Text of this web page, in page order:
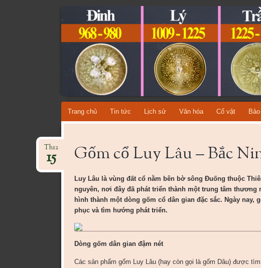
CỔ VẬT VIỆT
TỔNG HỢP CÁC DÒNG CỔ VẬT VIỆT NAM QUA TỪNG
Skip
to
Trang chủ Tin tức Lịch sử Văn hóa Cổ vật
Gốm cổ Luy Lâu – Bắc
Th12
15
Luy Lâu là vùng đất cổ nằm bên bờ sông Đuống thuộc
nguyên, nơi đây đã phát triển thành một trung tâm
hình thành một dòng gốm cổ dân gian đặc sắc. Ngày
phục và tìm hướng phát triển.
Dòng gốm dân gian đậm nét
Các sản phẩm gốm Luy Lâu (hay còn gọi là gốm Dâu) được